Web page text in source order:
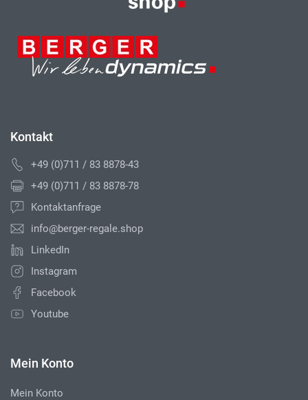
Kontakt
+49 (0)711 / 83 8878-43
+49 (0)711 / 83 8878-78
Kontaktanfrage
info@berger-regale.shop
LinkedIn
Instagram
Facebook
Youtube
Mein Konto
Mein Konto